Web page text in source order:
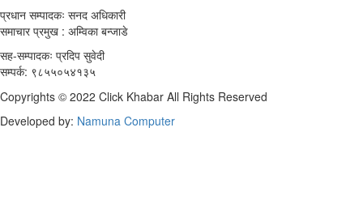
प्रधान सम्पादकः सनद अधिकारी
समाचार प्रमुख : अम्विका बन्जाडे
सह-सम्पादकः प्रदिप सुवेदी
सम्पर्क: ९८५५०५४१३५
Copyrights © 2022 Click Khabar All Rights Reserved
Developed by: Namuna Computer